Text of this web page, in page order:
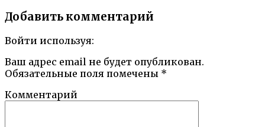
Добавить комментарий
Войти используя:
Ваш адрес email не будет опубликован.
Обязательные поля помечены *
Комментарий